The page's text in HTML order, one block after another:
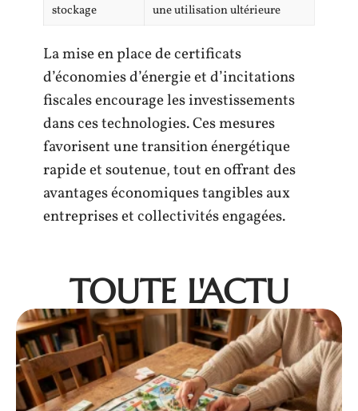
stockage
une utilisation ultérieure
La mise en place de certificats
d’économies d’énergie et d’incitations
fiscales encourage les investissements
dans ces technologies. Ces mesures
favorisent une transition énergétique
rapide et soutenue, tout en offrant des
avantages économiques tangibles aux
entreprises et collectivités engagées.
TOUTE L'ACTU